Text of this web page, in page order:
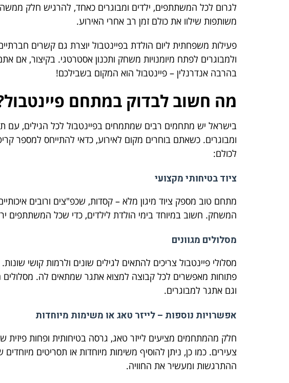
לגרום לכל המשתתפים, ילדים ומבוגרים כאחד, להרגיש חלק
משותפות שילוו את כולם זמן רב אחרי האירוע.
פעילות משפחתית ליום הולדת בפיינטבול יוצרת גם קשרים
ולמבוגרים לפתח מיומנויות משחק ותכנון אסטרטגי. בקיצור, אם
בהרבה אנדרנלין – פיינטבול הוא המקום בשבילכם!
מה חשוב לבדוק במתחם
בישראל יש מתחמים רבים שמתמחים בפיינטבול לכל הגילים, עם
ומבוגרים. כשאתם בוחרים מקום לאירוע, כדאי להתייחס למספר
לכולם:
ציוד בטיחותי מקצועי
מתחם טוב מספק ציוד מיגון מלא – קסדות, שכפ"צים ורובים
המשחק. חשוב במיוחד בימי הולדת לילדים, כדי שכל המשתתפים
מסלולים מגוונים
מסלולי פיינטבול צריכים להתאים לגילים שונים ולרמות קושי
פתוחות מאפשרים לכל קבוצה למצוא אתגר שמתאים לה. מסלולים
וגם אתגר למבוגרים.
אפשרויות נוספות – לייזר טאג או משימות מיוחדות
חלק מהמתחמים מציעים לייזר טאג, גרסה בטיחותית ופחות פיזית
צעירים. כמו כן, ניתן להוסיף משימות מיוחדות או תסריטים
ההתרגשות ומעשיר את החוויה.